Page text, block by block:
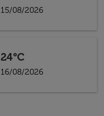
15/08/2026
24°C
16/08/2026